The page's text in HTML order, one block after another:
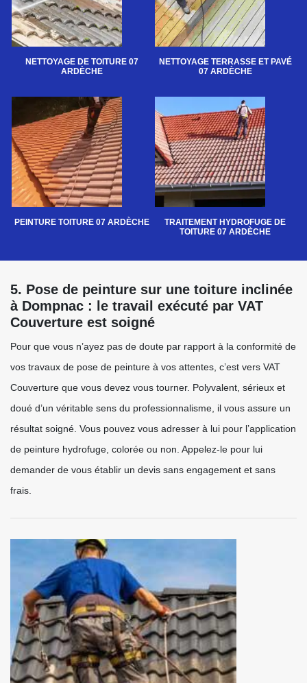
NETTOYAGE DE TOITURE 07
ARDÈCHE
NETTOYAGE TERRASSE ET PAVÉ
07 ARDÈCHE
PEINTURE TOITURE 07 ARDÈCHE
TRAITEMENT HYDROFUGE DE
TOITURE 07 ARDÈCHE
5. Pose de peinture sur une toiture inclinée
à Dompnac : le travail exécuté par VAT
Couverture est soigné
Pour que vous n’ayez pas de doute par rapport à la conformité de
vos travaux de pose de peinture à vos attentes, c’est vers VAT
Couverture que vous devez vous tourner. Polyvalent, sérieux et
doué d’un véritable sens du professionnalisme, il vous assure un
résultat soigné. Vous pouvez vous adresser à lui pour l’application
de peinture hydrofuge, colorée ou non. Appelez-le pour lui
demander de vous établir un devis sans engagement et sans
frais.